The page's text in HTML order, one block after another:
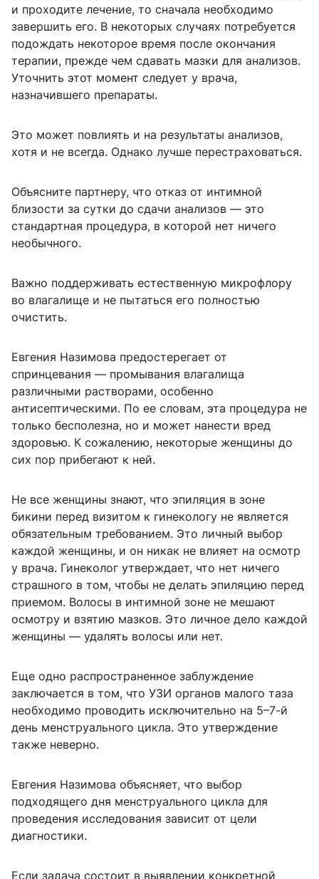
и проходите лечение, то сначала необходимо
завершить его. В некоторых случаях потребуется
подождать некоторое время после окончания
терапии, прежде чем сдавать мазки для анализов.
Уточнить этот момент следует у врача,
назначившего препараты.
Это может повлиять и на результаты анализов,
хотя и не всегда. Однако лучше перестраховаться.
Объясните партнеру, что отказ от интимной
близости за сутки до сдачи анализов — это
стандартная процедура, в которой нет ничего
необычного.
Важно поддерживать естественную микрофлору
во влагалище и не пытаться его полностью
очистить.
Евгения Назимова предостерегает от
спринцевания — промывания влагалища
различными растворами, особенно
антисептическими. По ее словам, эта процедура не
только бесполезна, но и может нанести вред
здоровью. К сожалению, некоторые женщины до
сих пор прибегают к ней.
Не все женщины знают, что эпиляция в зоне
бикини перед визитом к гинекологу не является
обязательным требованием. Это личный выбор
каждой женщины, и он никак не влияет на осмотр
у врача. Гинеколог утверждает, что нет ничего
страшного в том, чтобы не делать эпиляцию перед
приемом. Волосы в интимной зоне не мешают
осмотру и взятию мазков. Это личное дело каждой
женщины — удалять волосы или нет.
Еще одно распространенное заблуждение
заключается в том, что УЗИ органов малого таза
необходимо проводить исключительно на 5–7-й
день менструального цикла. Это утверждение
также неверно.
Евгения Назимова объясняет, что выбор
подходящего дня менструального цикла для
проведения исследования зависит от цели
диагностики.
Если задача состоит в выявлении конкретной